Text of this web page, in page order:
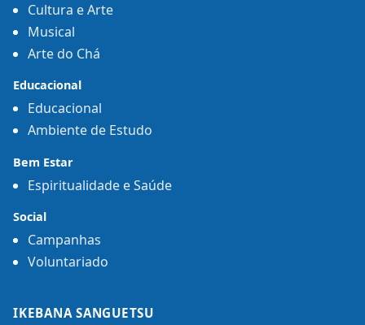
Cultura e Arte
Musical
Arte do Chá
Educacional
Educacional
Ambiente de Estudo
Bem Estar
Espiritualidade e Saúde
Social
Campanhas
Voluntariado
IKEBANA SANGUETSU